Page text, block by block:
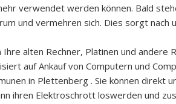
verwendet werden können. Bald
und vermehren sich. Dies sorgt nach
alten Rechner, Platinen und andere
auf Ankauf von Computern und
in Plettenberg . Sie können direkt
ihren Elektroschrott loswerden und